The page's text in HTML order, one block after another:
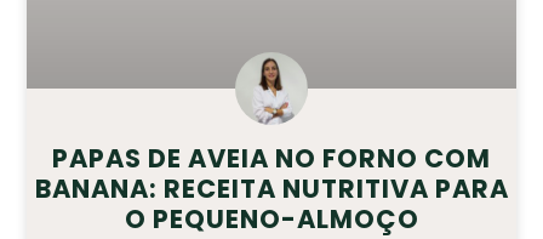
PAPAS DE AVEIA NO FORNO COM
BANANA: RECEITA NUTRITIVA PARA
O PEQUENO-ALMOÇO